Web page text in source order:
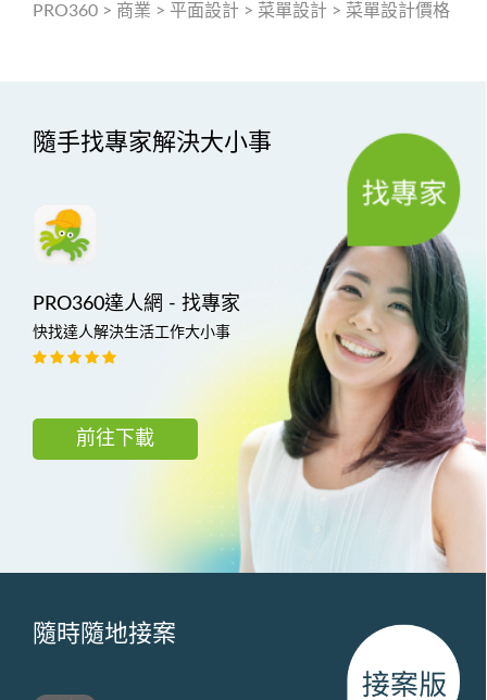
PRO360 > 商業 > 平面設計 > 菜單設計 > 菜單設計價格
隨手找專家解決大小事
PRO360達人網 - 找專家
快找達人解決生活工作大小事
前往下載
隨時隨地接案